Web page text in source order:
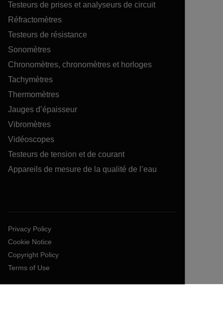
Testeurs de prises et analyseurs de circuit
Réfractomètres
Testeurs de résistance
Sonomètres
Chronomètres, chronomètres et horloges
Tachymètres
Thermomètres
Jauges d’épaisseur
Vibromètres
Vidéoscopes
Testeurs de tension et de courant
Appareils de mesure de la qualité de l’eau
Privacy Policy
Cookie Notice
Copyright Policy
Terms of Use